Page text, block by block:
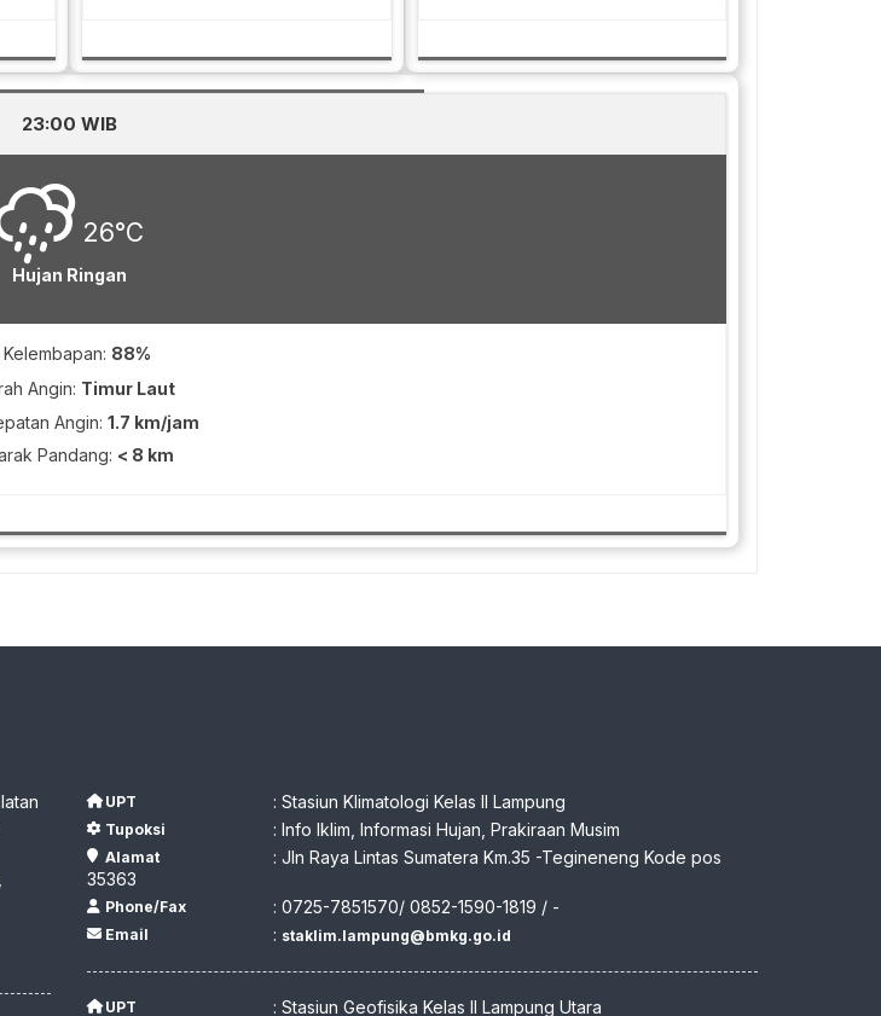
23:00 WIB
26°C
Hujan Ringan
Kelembapan: 88%
Angin: Timur Laut
Angin: 1.7 km/jam
Pandang: < 8 km
UPT : Stasiun Klimatologi Kelas II Lampung
Tupoksi : Info Iklim, Informasi Hujan, Prakiraan Musim
Alamat
: Jln Raya Lintas Sumatera Km.35 -Tegineneng Kode pos
35363
Phone/Fax : 0725-7851570/ 0852-1590-1819 / -
Email : staklim.lampung@bmkg.go.id
UPT : Stasiun Geofisika Kelas II Lampung Utara